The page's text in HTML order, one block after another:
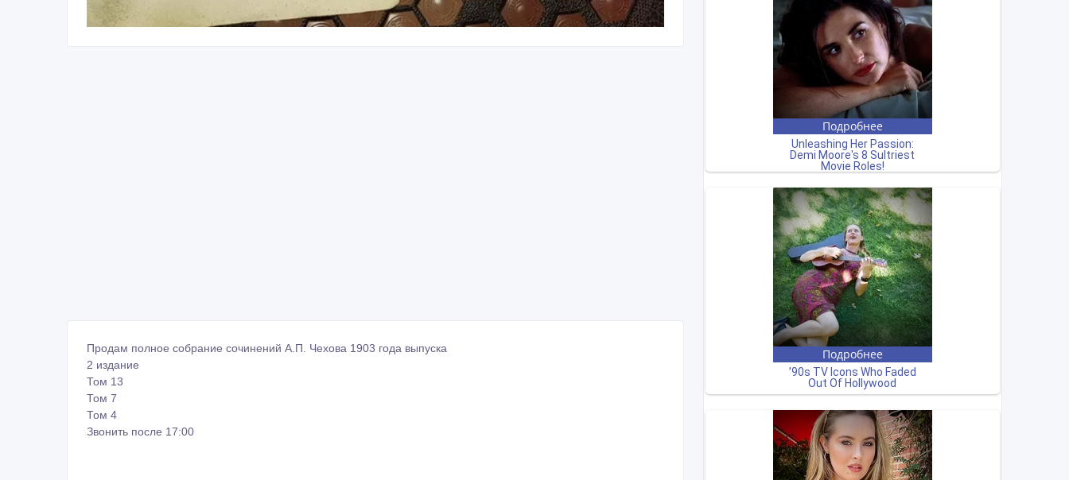
Продам полное собрание сочинений А.П. Чехова 1903 года выпуска
2 издание
Том 13
Том 7
Том 4
Звонить после 17:00